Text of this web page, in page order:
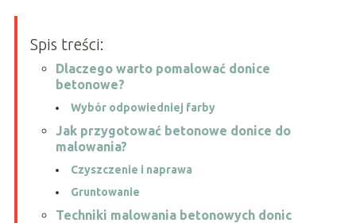
Spis treści:
Dlaczego warto pomalować donice
betonowe?
Wybór odpowiedniej farby
Jak przygotować betonowe donice do
malowania?
Czyszczenie i naprawa
Gruntowanie
Techniki malowania betonowych donic